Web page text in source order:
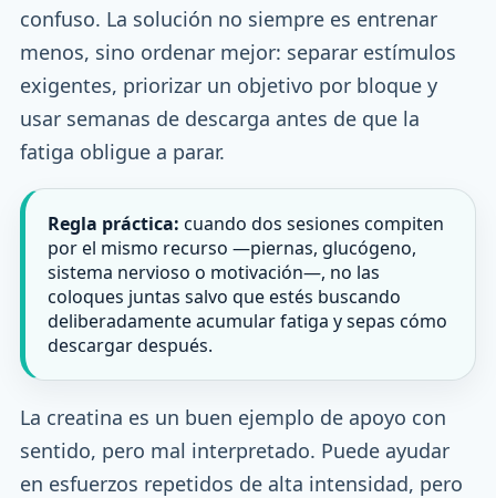
confuso. La solución no siempre es entrenar
menos, sino ordenar mejor: separar estímulos
exigentes, priorizar un objetivo por bloque y
usar semanas de descarga antes de que la
fatiga obligue a parar.
Regla práctica: cuando dos sesiones compiten
por el mismo recurso —piernas, glucógeno,
sistema nervioso o motivación—, no las
coloques juntas salvo que estés buscando
deliberadamente acumular fatiga y sepas cómo
descargar después.
La creatina es un buen ejemplo de apoyo con
sentido, pero mal interpretado. Puede ayudar
en esfuerzos repetidos de alta intensidad, pero